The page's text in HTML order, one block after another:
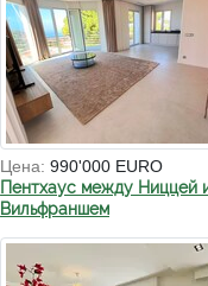
Цена: 990'000 EURO
Пентхаус между Ниццей
Вильфраншем